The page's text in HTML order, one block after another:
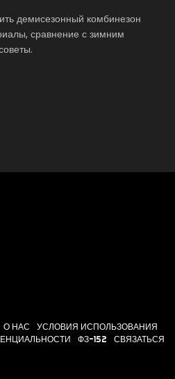
демисезонный комбинезон
сравнение с зимним
О НАС
УСЛОВИЯ ИСПОЛЬЗОВАНИЯ
ФЗ-152 СВЯЗАТЬСЯ